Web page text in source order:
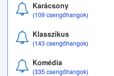
Karácsony
(109 csengőhangok)
Klasszikus
(143 csengőhangok)
Komédia
(335 csengőhangok)